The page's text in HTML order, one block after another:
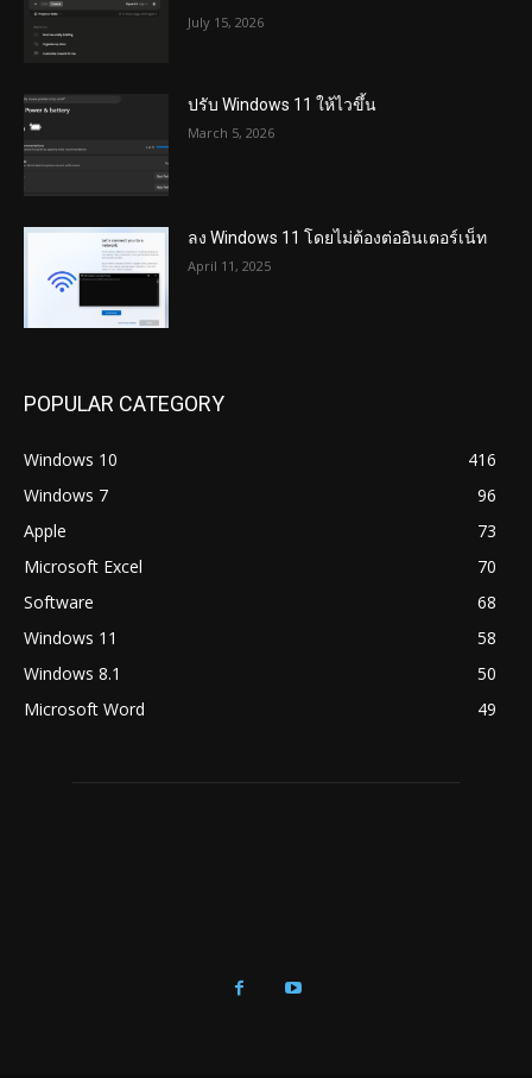
July 15, 2026
ปรับ Windows 11 ให้ไวขึ้น
March 5, 2026
ลง Windows 11 โดยไม่ต้องต่ออินเตอร์เน็ท
April 11, 2025
POPULAR CATEGORY
Windows 10
416
Windows 7
96
Apple
73
Microsoft Excel
70
Software
68
Windows 11
58
Windows 8.1
50
Microsoft Word
49